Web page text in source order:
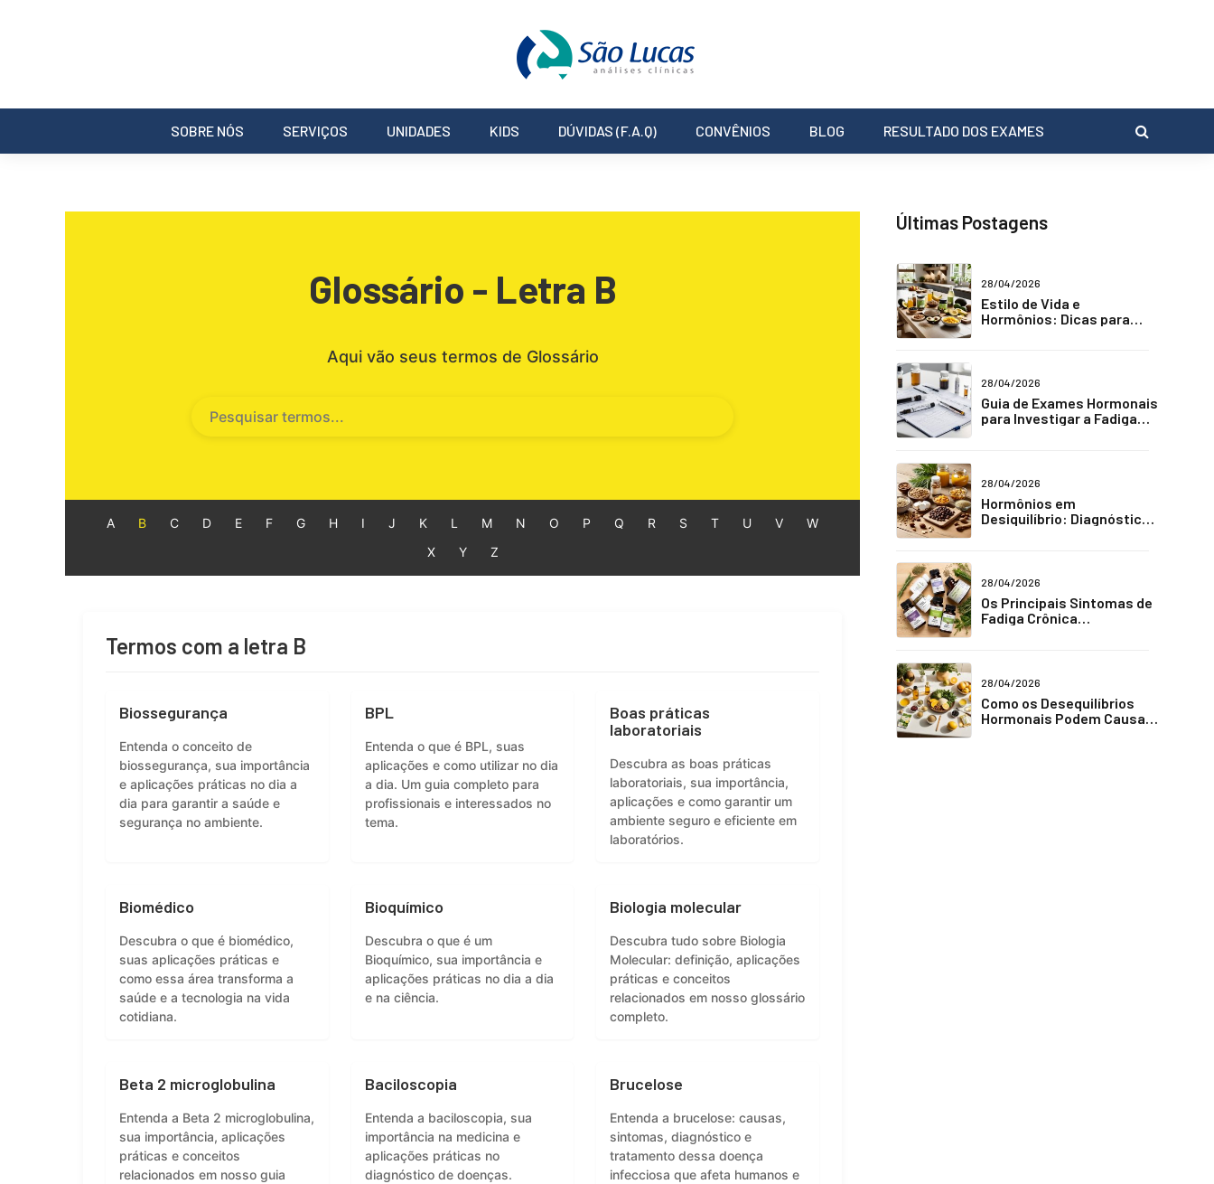
SOBRE NÓS SERVIÇOS UNIDADES KIDS DÚVIDAS (F.A.Q) CONVÊNIOS BLOG RESULTADO DOS EXAMES
Glossário - Letra B
Aqui vão seus termos de Glossário
A B C D E F G H I J K L M N O P Q R S T U V
W
X
Y Z
Termos com a letra B
Biossegurança
Entenda o conceito de
biossegurança, sua importância
e aplicações práticas no dia a
dia para garantir a saúde e
segurança no ambiente.
BPL
Entenda o que é BPL, suas
aplicações e como utilizar no dia
a dia. Um guia completo para
profissionais e interessados no
tema.
Boas práticas
laboratoriais
Descubra as boas práticas
laboratoriais, sua importância,
aplicações e como garantir um
ambiente seguro e eficiente em
laboratórios.
Biomédico
Descubra o que é biomédico,
suas aplicações práticas e
como essa área transforma a
saúde e a tecnologia na vida
cotidiana.
Bioquímico
Descubra o que é um
Bioquímico, sua importância e
aplicações práticas no dia a dia
e na ciência.
Biologia molecular
Descubra tudo sobre Biologia
Molecular: definição, aplicações
práticas e conceitos
relacionados em nosso glossário
completo.
Beta 2 microglobulina
Entenda a Beta 2 microglobulina,
sua importância, aplicações
práticas e conceitos
relacionados em nosso guia
Baciloscopia
Entenda a baciloscopia, sua
importância na medicina e
aplicações práticas no
diagnóstico de doenças.
Brucelose
Entenda a brucelose: causas,
sintomas, diagnóstico e
tratamento dessa doença
infecciosa que afeta humanos e
Últimas Postagens
28/04/2026
Estilo de Vida e
Hormônios: Dicas para
28/04/2026
Guia de Exames Hormonais
para Investigar a Fadiga
28/04/2026
Hormônios em
Desiquilíbrio: Diagnóstico
28/04/2026
Os Principais Sintomas de
Fadiga Crônica
28/04/2026
Como os Desequilíbrios
Hormonais Podem Causar